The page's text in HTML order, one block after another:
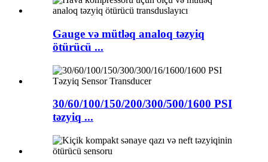
Gauge və mütləq analoq təzyiq
ötürücü ...
30/60/100/150/200/300/500/1600 PSI
təzyiq ...